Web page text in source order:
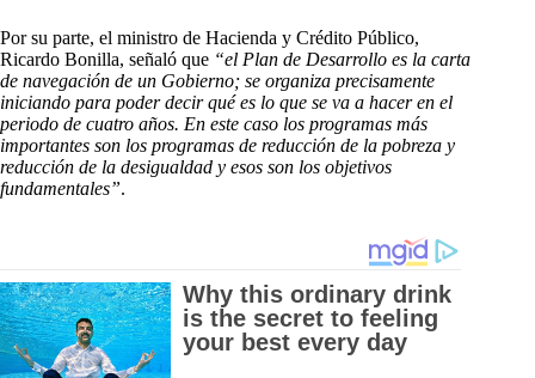
Por su parte, el ministro de Hacienda y Crédito Público,
Ricardo Bonilla, señaló que “el Plan de Desarrollo es la carta
de navegación de un Gobierno; se organiza precisamente
iniciando para poder decir qué es lo que se va a hacer en el
periodo de cuatro años. En este caso los programas más
importantes son los programas de reducción de la pobreza y
reducción de la desigualdad y esos son los objetivos
fundamentales”.